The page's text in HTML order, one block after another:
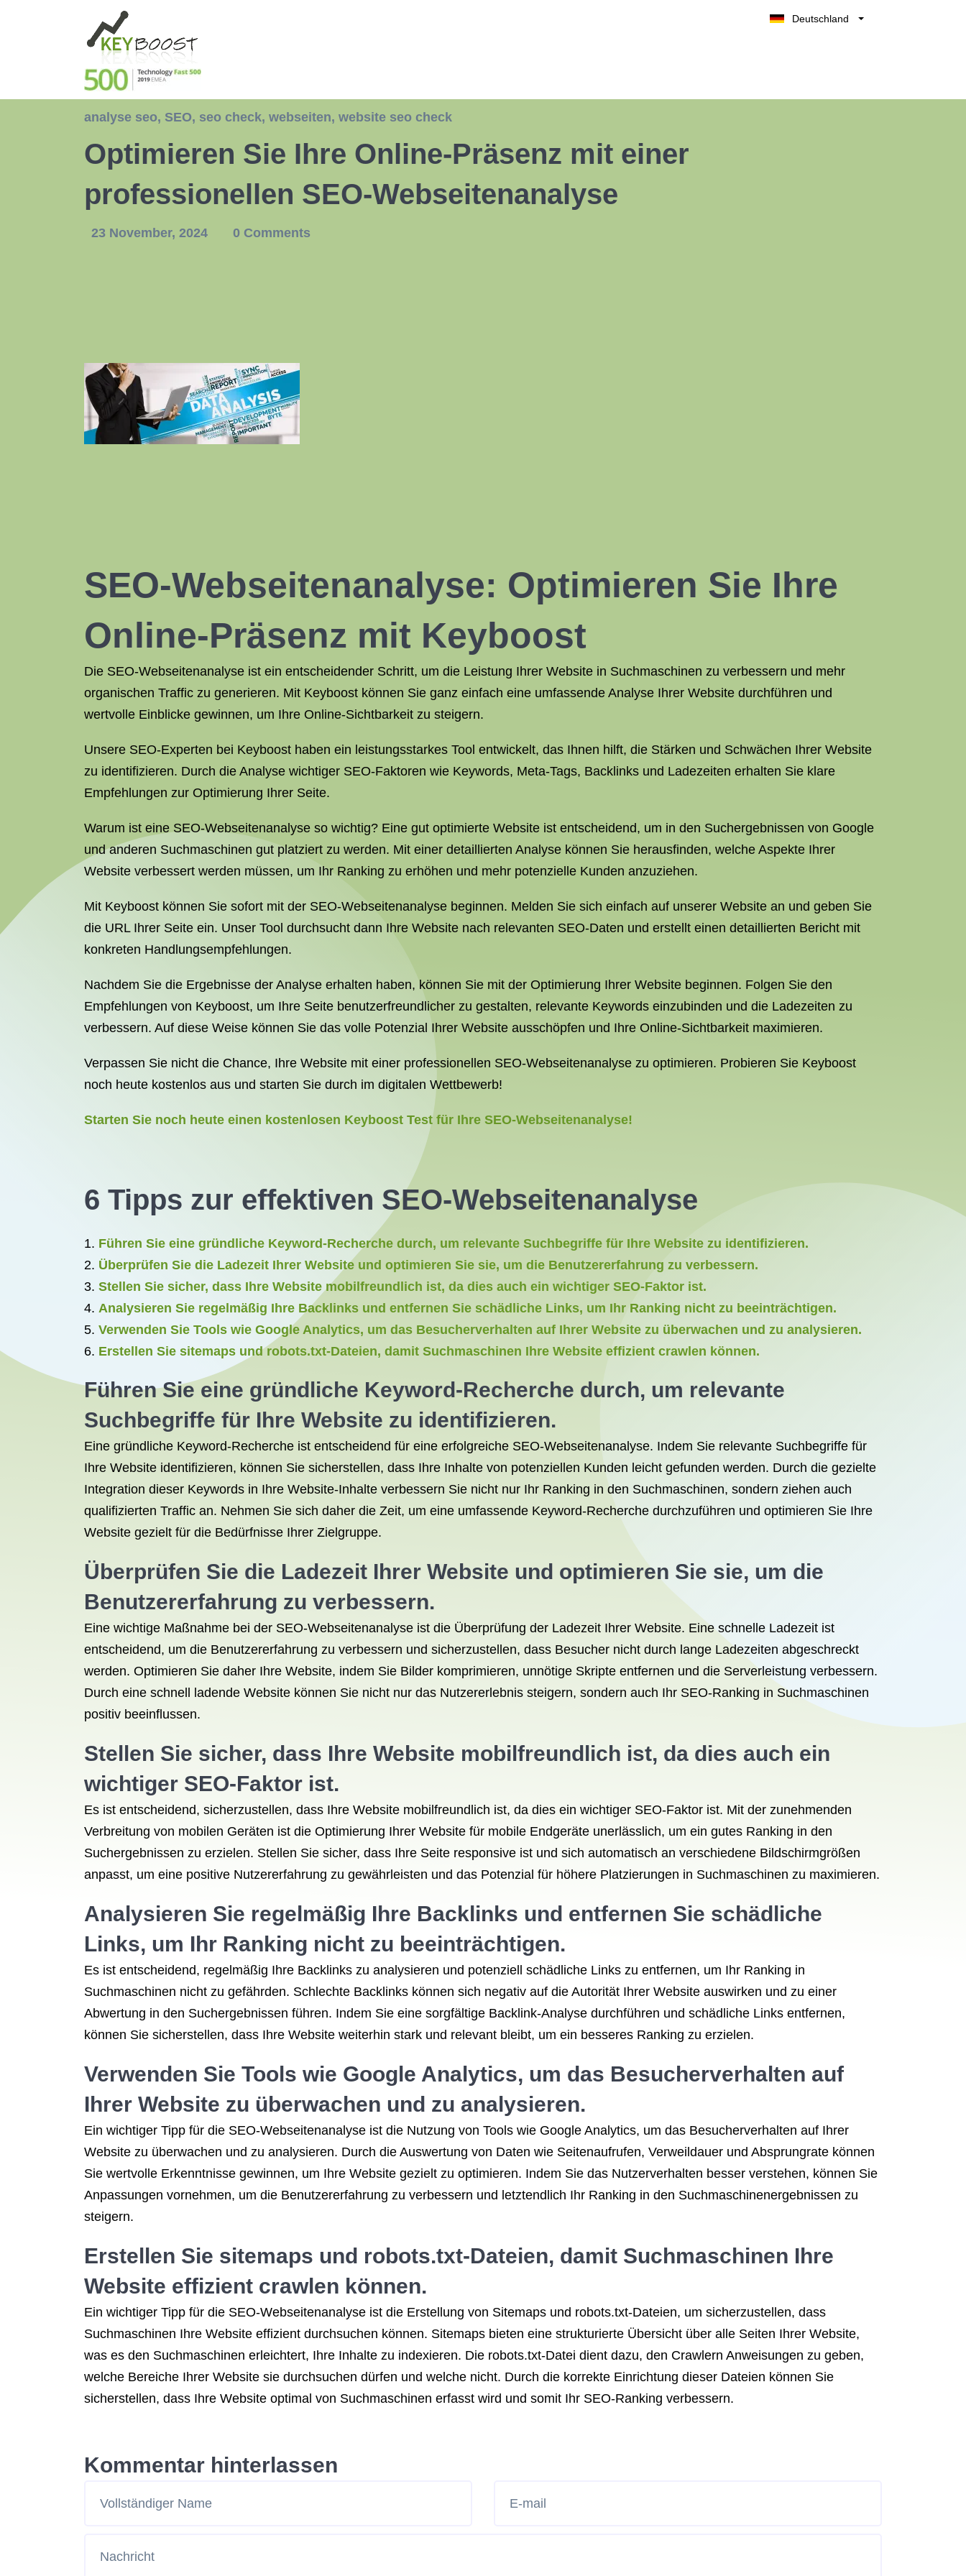
Deutschland
analyse seo, SEO, seo check, webseiten, website seo check
Optimieren Sie Ihre Online-Präsenz mit einer
professionellen SEO-Webseitenanalyse
23 November, 2024 0 Comments
SEO-Webseitenanalyse: Optimieren Sie Ihre
Online-Präsenz mit Keyboost
Die SEO-Webseitenanalyse ist ein entscheidender Schritt, um die Leistung Ihrer Website in Suchmaschinen zu verbessern und mehr
organischen Traffic zu generieren. Mit Keyboost können Sie ganz einfach eine umfassende Analyse Ihrer Website durchführen und
wertvolle Einblicke gewinnen, um Ihre Online-Sichtbarkeit zu steigern.
Unsere SEO-Experten bei Keyboost haben ein leistungsstarkes Tool entwickelt, das Ihnen hilft, die Stärken und Schwächen Ihrer Website
zu identifizieren. Durch die Analyse wichtiger SEO-Faktoren wie Keywords, Meta-Tags, Backlinks und Ladezeiten erhalten Sie klare
Empfehlungen zur Optimierung Ihrer Seite.
Warum ist eine SEO-Webseitenanalyse so wichtig? Eine gut optimierte Website ist entscheidend, um in den Suchergebnissen von Google
und anderen Suchmaschinen gut platziert zu werden. Mit einer detaillierten Analyse können Sie herausfinden, welche Aspekte Ihrer
Website verbessert werden müssen, um Ihr Ranking zu erhöhen und mehr potenzielle Kunden anzuziehen.
Mit Keyboost können Sie sofort mit der SEO-Webseitenanalyse beginnen. Melden Sie sich einfach auf unserer Website an und geben Sie
die URL Ihrer Seite ein. Unser Tool durchsucht dann Ihre Website nach relevanten SEO-Daten und erstellt einen detaillierten Bericht mit
konkreten Handlungsempfehlungen.
Nachdem Sie die Ergebnisse der Analyse erhalten haben, können Sie mit der Optimierung Ihrer Website beginnen. Folgen Sie den
Empfehlungen von Keyboost, um Ihre Seite benutzerfreundlicher zu gestalten, relevante Keywords einzubinden und die Ladezeiten zu
verbessern. Auf diese Weise können Sie das volle Potenzial Ihrer Website ausschöpfen und Ihre Online-Sichtbarkeit maximieren.
Verpassen Sie nicht die Chance, Ihre Website mit einer professionellen SEO-Webseitenanalyse zu optimieren. Probieren Sie Keyboost
noch heute kostenlos aus und starten Sie durch im digitalen Wettbewerb!
Starten Sie noch heute einen kostenlosen Keyboost Test für Ihre SEO-Webseitenanalyse!
6 Tipps zur effektiven SEO-Webseitenanalyse
Führen Sie eine gründliche Keyword-Recherche durch, um relevante Suchbegriffe für Ihre Website zu identifizieren.
Überprüfen Sie die Ladezeit Ihrer Website und optimieren Sie sie, um die Benutzererfahrung zu verbessern.
Stellen Sie sicher, dass Ihre Website mobilfreundlich ist, da dies auch ein wichtiger SEO-Faktor ist.
Analysieren Sie regelmäßig Ihre Backlinks und entfernen Sie schädliche Links, um Ihr Ranking nicht zu beeinträchtigen.
Verwenden Sie Tools wie Google Analytics, um das Besucherverhalten auf Ihrer Website zu überwachen und zu analysieren.
Erstellen Sie sitemaps und robots.txt-Dateien, damit Suchmaschinen Ihre Website effizient crawlen können.
Führen Sie eine gründliche Keyword-Recherche durch, um relevante
Suchbegriffe für Ihre Website zu identifizieren.
Eine gründliche Keyword-Recherche ist entscheidend für eine erfolgreiche SEO-Webseitenanalyse. Indem Sie relevante Suchbegriffe für
Ihre Website identifizieren, können Sie sicherstellen, dass Ihre Inhalte von potenziellen Kunden leicht gefunden werden. Durch die gezielte
Integration dieser Keywords in Ihre Website-Inhalte verbessern Sie nicht nur Ihr Ranking in den Suchmaschinen, sondern ziehen auch
qualifizierten Traffic an. Nehmen Sie sich daher die Zeit, um eine umfassende Keyword-Recherche durchzuführen und optimieren Sie Ihre
Website gezielt für die Bedürfnisse Ihrer Zielgruppe.
Überprüfen Sie die Ladezeit Ihrer Website und optimieren Sie sie, um die
Benutzererfahrung zu verbessern.
Eine wichtige Maßnahme bei der SEO-Webseitenanalyse ist die Überprüfung der Ladezeit Ihrer Website. Eine schnelle Ladezeit ist
entscheidend, um die Benutzererfahrung zu verbessern und sicherzustellen, dass Besucher nicht durch lange Ladezeiten abgeschreckt
werden. Optimieren Sie daher Ihre Website, indem Sie Bilder komprimieren, unnötige Skripte entfernen und die Serverleistung verbessern.
Durch eine schnell ladende Website können Sie nicht nur das Nutzererlebnis steigern, sondern auch Ihr SEO-Ranking in Suchmaschinen
positiv beeinflussen.
Stellen Sie sicher, dass Ihre Website mobilfreundlich ist, da dies auch ein
wichtiger SEO-Faktor ist.
Es ist entscheidend, sicherzustellen, dass Ihre Website mobilfreundlich ist, da dies ein wichtiger SEO-Faktor ist. Mit der zunehmenden
Verbreitung von mobilen Geräten ist die Optimierung Ihrer Website für mobile Endgeräte unerlässlich, um ein gutes Ranking in den
Suchergebnissen zu erzielen. Stellen Sie sicher, dass Ihre Seite responsive ist und sich automatisch an verschiedene Bildschirmgrößen
anpasst, um eine positive Nutzererfahrung zu gewährleisten und das Potenzial für höhere Platzierungen in Suchmaschinen zu maximieren.
Analysieren Sie regelmäßig Ihre Backlinks und entfernen Sie schädliche
Links, um Ihr Ranking nicht zu beeinträchtigen.
Es ist entscheidend, regelmäßig Ihre Backlinks zu analysieren und potenziell schädliche Links zu entfernen, um Ihr Ranking in
Suchmaschinen nicht zu gefährden. Schlechte Backlinks können sich negativ auf die Autorität Ihrer Website auswirken und zu einer
Abwertung in den Suchergebnissen führen. Indem Sie eine sorgfältige Backlink-Analyse durchführen und schädliche Links entfernen,
können Sie sicherstellen, dass Ihre Website weiterhin stark und relevant bleibt, um ein besseres Ranking zu erzielen.
Verwenden Sie Tools wie Google Analytics, um das Besucherverhalten auf
Ihrer Website zu überwachen und zu analysieren.
Ein wichtiger Tipp für die SEO-Webseitenanalyse ist die Nutzung von Tools wie Google Analytics, um das Besucherverhalten auf Ihrer
Website zu überwachen und zu analysieren. Durch die Auswertung von Daten wie Seitenaufrufen, Verweildauer und Absprungrate können
Sie wertvolle Erkenntnisse gewinnen, um Ihre Website gezielt zu optimieren. Indem Sie das Nutzerverhalten besser verstehen, können Sie
Anpassungen vornehmen, um die Benutzererfahrung zu verbessern und letztendlich Ihr Ranking in den Suchmaschinenergebnissen zu
steigern.
Erstellen Sie sitemaps und robots.txt-Dateien, damit Suchmaschinen Ihre
Website effizient crawlen können.
Ein wichtiger Tipp für die SEO-Webseitenanalyse ist die Erstellung von Sitemaps und robots.txt-Dateien, um sicherzustellen, dass
Suchmaschinen Ihre Website effizient durchsuchen können. Sitemaps bieten eine strukturierte Übersicht über alle Seiten Ihrer Website,
was es den Suchmaschinen erleichtert, Ihre Inhalte zu indexieren. Die robots.txt-Datei dient dazu, den Crawlern Anweisungen zu geben,
welche Bereiche Ihrer Website sie durchsuchen dürfen und welche nicht. Durch die korrekte Einrichtung dieser Dateien können Sie
sicherstellen, dass Ihre Website optimal von Suchmaschinen erfasst wird und somit Ihr SEO-Ranking verbessern.
Kommentar hinterlassen